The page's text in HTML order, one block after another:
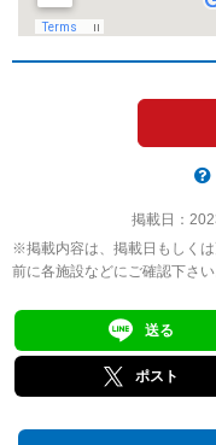
掲載日：
※掲載内容は、掲載日もしく
前に各施設などにご確認下さい
送る
ポスト